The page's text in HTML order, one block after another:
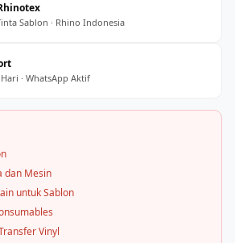
Sablon · Rhino Indonesia
· WhatsApp Aktif
dan Mesin
untuk Sablon
Vinyl